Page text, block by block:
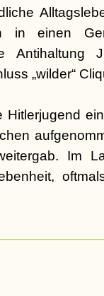
in einen
Antihaltung
„wilder“
Im